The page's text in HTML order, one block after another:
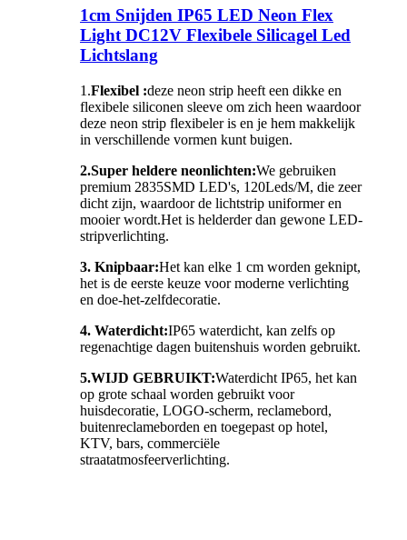
1cm Snijden IP65 LED Neon Flex
Light DC12V Flexibele Silicagel Led
Lichtslang
1.Flexibel :deze neon strip heeft een dikke en
flexibele siliconen sleeve om zich heen waardoor
deze neon strip flexibeler is en je hem makkelijk
in verschillende vormen kunt buigen.
2.Super heldere neonlichten:We gebruiken
premium 2835SMD LED's, 120Leds/M, die zeer
dicht zijn, waardoor de lichtstrip uniformer en
mooier wordt.Het is helderder dan gewone LED-
stripverlichting.
3. Knipbaar:Het kan elke 1 cm worden geknipt,
het is de eerste keuze voor moderne verlichting
en doe-het-zelfdecoratie.
4. Waterdicht:IP65 waterdicht, kan zelfs op
regenachtige dagen buitenshuis worden gebruikt.
5.WIJD GEBRUIKT:Waterdicht IP65, het kan
op grote schaal worden gebruikt voor
huisdecoratie, LOGO-scherm, reclamebord,
buitenreclameborden en toegepast op hotel,
KTV, bars, commerciële
straatatmosfeerverlichting.